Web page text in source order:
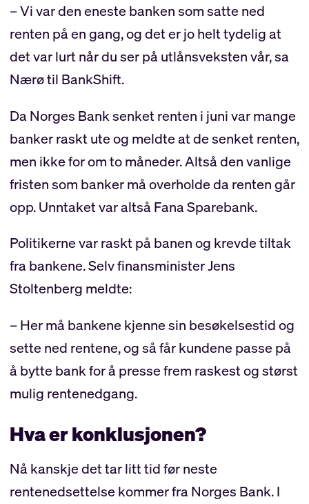
– Vi var den eneste banken som satte ned
renten på en gang, og det er jo helt tydelig at
det var lurt når du ser på utlånsveksten vår, sa
Nærø til BankShift.
Da Norges Bank senket renten i juni var mange
banker raskt ute og meldte at de senket renten,
men ikke for om to måneder. Altså den vanlige
fristen som banker må overholde da renten går
opp. Unntaket var altså Fana Sparebank.
Politikerne var raskt på banen og krevde tiltak
fra bankene. Selv finansminister Jens
Stoltenberg meldte:
– Her må bankene kjenne sin besøkelsestid og
sette ned rentene, og så får kundene passe på
å bytte bank for å presse frem raskest og størst
mulig rentenedgang.
Hva er konklusjonen?
Nå kanskje det tar litt tid før neste
rentenedsettelse kommer fra Norges Bank. I